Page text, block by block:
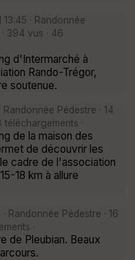
13:45 · Randonnée
394 vus · 46
d'Intermarché à
Rando-Trégor,
soutenue.
Randonnée Pédestre · 14
téléchargements ·
de la maison des
de découvrir les
cadre de l'association
18 km à allure
Randonnée Pédestre · 16
·
de Pleubian. Beaux